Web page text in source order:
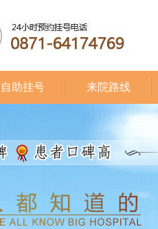
自助挂号 来院路线